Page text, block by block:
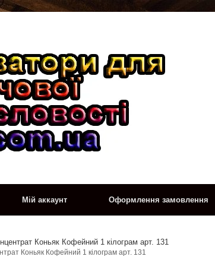
Мій аккаунт Оформлення замовлення
Коньяк Кофейний 1 кілограм арт. 131
Коньяк Кофейний 1 кілограм арт. 131